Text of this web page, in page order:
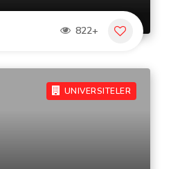
822+
UNIVERSITELER